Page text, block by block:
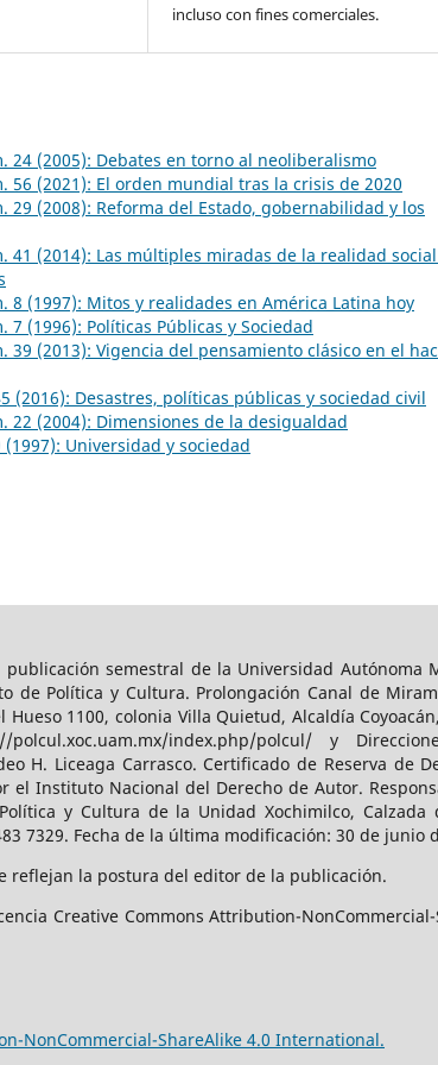
incluso con fines comerciales.
24 (2005): Debates en torno al neoliberalismo
56 (2021): El orden mundial tras la crisis de 2020
29 (2008): Reforma del Estado, gobernabilidad y los
41 (2014): Las múltiples miradas de la realidad
8 (1997): Mitos y realidades en América Latina hoy
7 (1996): Políticas Públicas y Sociedad
39 (2013): Vigencia del pensamiento clásico en el
(2016): Desastres, políticas públicas y sociedad civil
22 (2004): Dimensiones de la desigualdad
Universidad y sociedad
semestral de la Universidad Autónoma
de Política y Cultura. Prolongación Canal de
1100, colonia Villa Quietud, Alcaldía
index.php/polcul/ y
H. Liceaga Carrasco. Certificado de Reserva de
el Instituto Nacional del Derecho de Autor.
y Cultura de la Unidad Xochimilco,
7329. Fecha de la última modificación: 30 de junio
reflejan la postura del editor de la publicación.
Creative Commons Attribution-
NonCommercial-ShareAlike 4.0 International.